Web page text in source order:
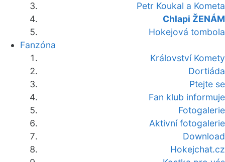
Petr Koukal a Kometa
Chlapi ŽENÁM
Hokejová tombola
Fanzóna
Království Komety
Dortiáda
Ptejte se
Fan klub informuje
Fotogalerie
Aktivní fotogalerie
Download
Hokejchat.cz